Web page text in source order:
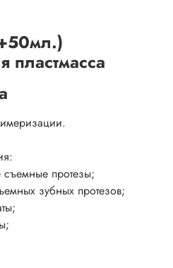
пластмасса
протезы;
зубных протезов;